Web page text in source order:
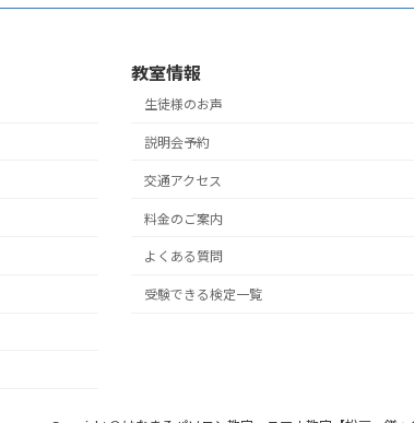
教室情報
生徒様のお声
説明会予約
交通アクセス
料金のご案内
よくある質問
受験できる検定一覧